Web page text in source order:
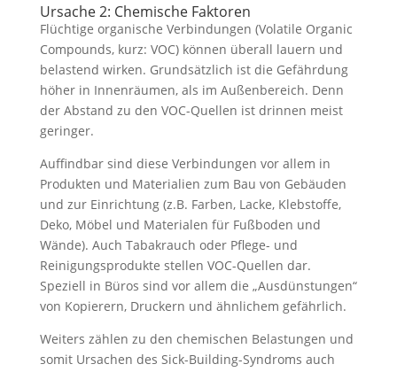
Ursache 2: Chemische Faktoren
Flüchtige organische Verbindungen (Volatile Organic
Compounds, kurz: VOC) können überall lauern und
belastend wirken. Grundsätzlich ist die Gefährdung
höher in Innenräumen, als im Außenbereich. Denn
der Abstand zu den VOC-Quellen ist drinnen meist
geringer.
Auffindbar sind diese Verbindungen vor allem in
Produkten und Materialien zum Bau von Gebäuden
und zur Einrichtung (z.B. Farben, Lacke, Klebstoffe,
Deko, Möbel und Materialen für Fußboden und
Wände). Auch Tabakrauch oder Pflege- und
Reinigungsprodukte stellen VOC-Quellen dar.
Speziell in Büros sind vor allem die „Ausdünstungen“
von Kopierern, Druckern und ähnlichem gefährlich.
Weiters zählen zu den chemischen Belastungen und
somit Ursachen des Sick-Building-Syndroms auch